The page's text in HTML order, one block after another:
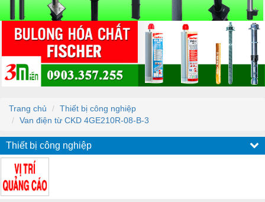
Trang chủ
Thiết bị công nghiệp
Van điện từ CKD 4GE210R-08-B-3
Thiết bị công nghiệp